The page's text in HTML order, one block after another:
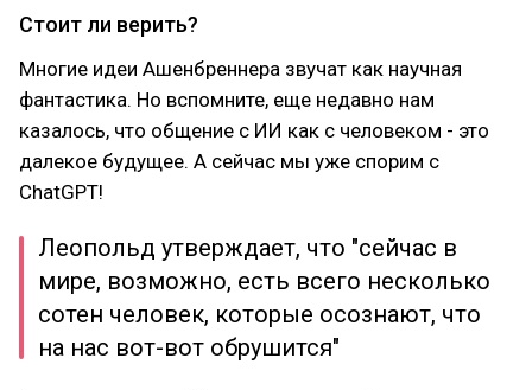
Стоит ли верить?
Многие идеи Ашенбреннера звучат как научная
фантастика. Но вспомните, еще недавно нам
казалось, что общение с ИИ как с человеком - это
далекое будущее. А сейчас мы уже спорим с
ChatGPT!
Леопольд утверждает, что "сейчас в
мире, возможно, есть всего несколько
сотен человек, которые осознают, что
на нас вот-вот обрушится"